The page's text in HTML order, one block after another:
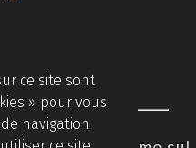
ce site sont
» pour vous
navigation